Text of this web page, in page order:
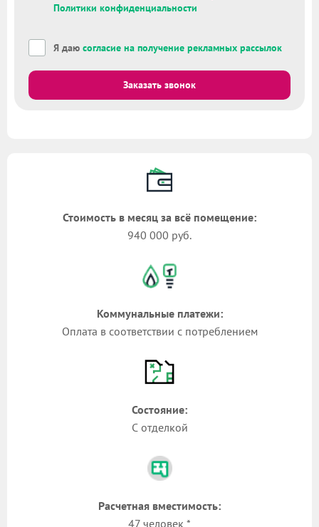
Политики конфиденциальности
Я даю согласие на получение рекламных рассылок
Заказать звонок
Стоимость в месяц за всё помещение:
940 000 руб.
Коммунальные платежи:
Оплата в соответствии с потреблением
Состояние:
С отделкой
Расчетная вместимость:
47 человек *